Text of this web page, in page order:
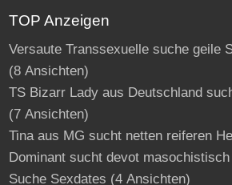
TOP Anzeigen
Versaute Transsexuelle suche geile
(8 Ansichten)
TS Bizarr Lady aus Deutschland
(7 Ansichten)
Tina aus MG sucht netten reiferen
Dominant sucht devot masochistisch
Suche Sexdates (4 Ansichten)